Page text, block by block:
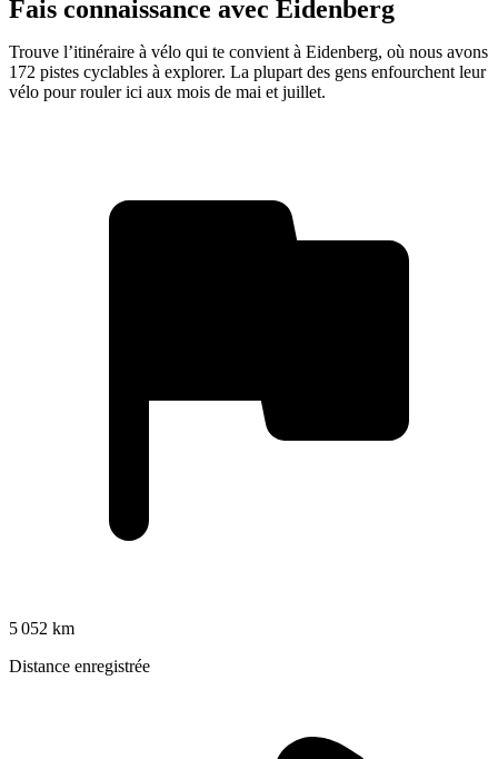
Fais connaissance avec Eidenberg
Trouve l’itinéraire à vélo qui te convient à Eidenberg, où nous avons
172 pistes cyclables à explorer. La plupart des gens enfourchent leur
vélo pour rouler ici aux mois de mai et juillet.
5 052 km
Distance enregistrée